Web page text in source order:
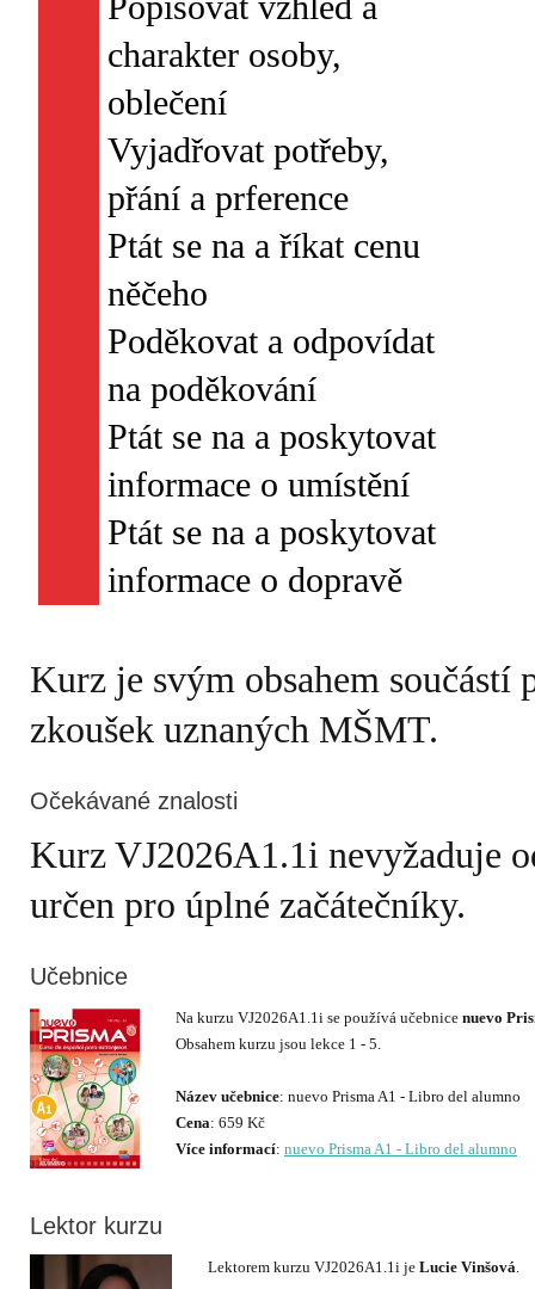
charakter osoby,
oblečení
Vyjadřovat potřeby,
přání a prference
Ptát se na a říkat cenu
něčeho
Poděkovat a odpovídat
na poděkování
Ptát se na a poskytovat
informace o umístění
Ptát se na a poskytovat
Kurz je svým obsahem
zkoušek uznaných MŠMT.
Očekávané znalosti
Kurz VJ2026A1.1i nevyžaduje
určen pro úplné začátečníky.
Učebnice
Na kurzu VJ2026A1.1i se používá učebnice nuevo
Obsahem kurzu jsou lekce 1 - 5.
Název učebnice
Cena
Více informací: nuevo Prisma A1 - Libro del alumno
Lektor kurzu
Lektorem kurzu VJ2026A1.1i je Lucie Vinšová